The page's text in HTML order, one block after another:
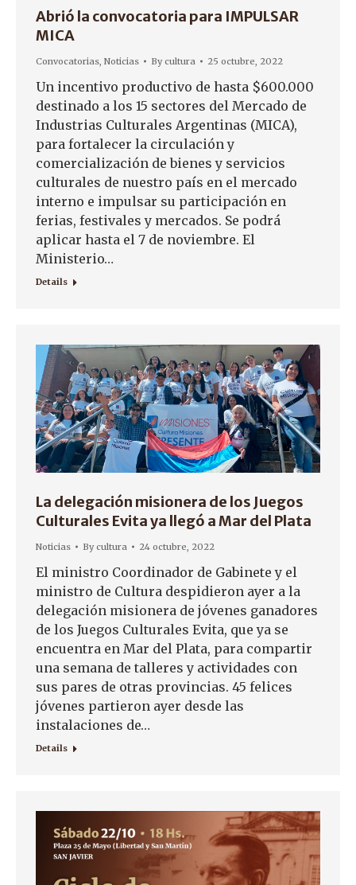
Abrió la convocatoria para IMPULSAR
MICA
Convocatorias, Noticias Bycultura 25 octubre, 2022
Un incentivo productivo de hasta $600.000
destinado a los 15 sectores del Mercado de
Industrias Culturales Argentinas (MICA),
para fortalecer la circulación y
comercialización de bienes y servicios
culturales de nuestro país en el mercado
interno e impulsar su participación en
ferias, festivales y mercados. Se podrá
aplicar hasta el 7 de noviembre. El
Ministerio…
Details
La delegación misionera de los Juegos
Culturales Evita ya llegó a Mar del Plata
Noticias Bycultura 24 octubre, 2022
El ministro Coordinador de Gabinete y el
ministro de Cultura despidieron ayer a la
delegación misionera de jóvenes ganadores
de los Juegos Culturales Evita, que ya se
encuentra en Mar del Plata, para compartir
una semana de talleres y actividades con
sus pares de otras provincias. 45 felices
jóvenes partieron ayer desde las
instalaciones de…
Details